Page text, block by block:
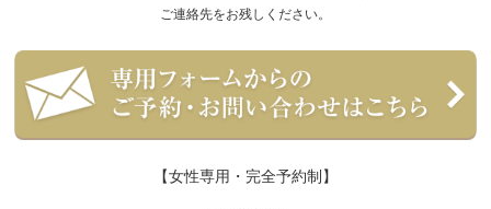
ご連絡先をお残しください。
【女性専用・完全予約制】